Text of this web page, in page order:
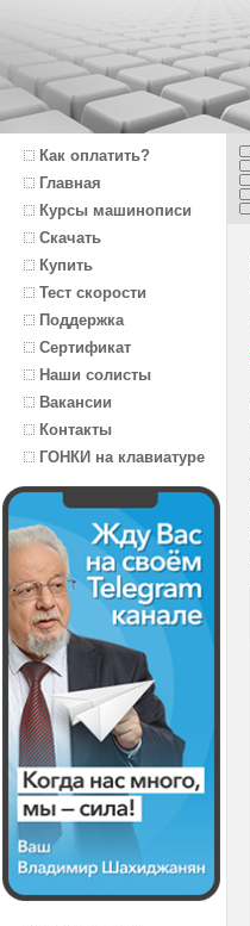
Как оплатить?
Главная
Курсы машинописи
Скачать
Купить
Тест скорости
Поддержка
Сертификат
Наши солисты
Вакансии
Контакты
ГОНКИ на клавиатуре